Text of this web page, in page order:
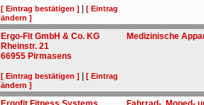
[ Eintrag bestätigen ] |[ Eintrag
ändern ]
Ergo-Fit GmbH & Co. KG
Rheinstr. 21
66955 Pirmasens
[ Eintrag bestätigen ] |[ Eintrag
ändern ]
Medizinische